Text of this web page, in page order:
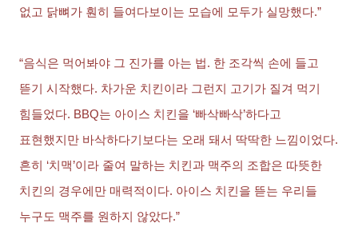
없고 닭뼈가 훤히 들여다보이는 모습에 모두가 실망했다.”
“음식은 먹어봐야 그 진가를 아는 법. 한 조각씩 손에 들고
뜯기 시작했다. 차가운 치킨이라 그런지 고기가 질겨 먹기
힘들었다. BBQ는 아이스 치킨을 ‘빠삭빠삭’하다고
표현했지만 바삭하다기보다는 오래 돼서 딱딱한 느낌이었다.
흔히
‘치맥’이라 줄여 말하는 치킨과 맥주의 조합은 따뜻한
치킨의 경우에만 매력적이다. 아이스 치킨을 뜯는 우리들
누구도 맥주를 원하지 않았다.”